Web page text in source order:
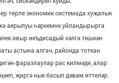
төрле экономик системада хуҗалык
аерылуы һәркемне уйландырырга
авыр икъдисадый хәлгә төшкән
астына алгач, районда тоткан
фаразлаулар рас килмәде, алар
җиргә нык басып дәвам иттеләр.